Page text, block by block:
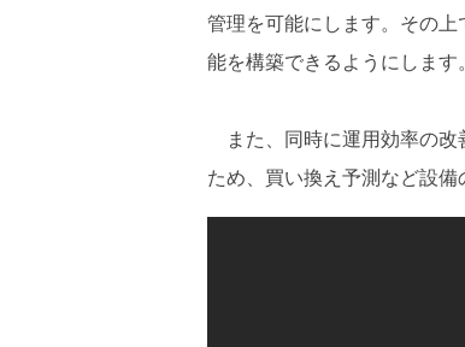
管理を可能にします。その
能を構築できるようにします
また、同時に運用効率の改
ため、買い換え予測など設備